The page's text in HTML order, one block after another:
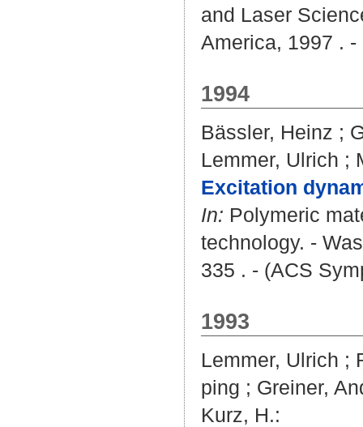
and Laser
America, 1997 .
1994
Bässler, Heinz ;
Lemmer, Ulrich ;
Excitation
In: Polymeric
technology. -
335 . - (ACS
1993
Lemmer, Ulrich ;
ping ; Greiner,
Kurz, H.: